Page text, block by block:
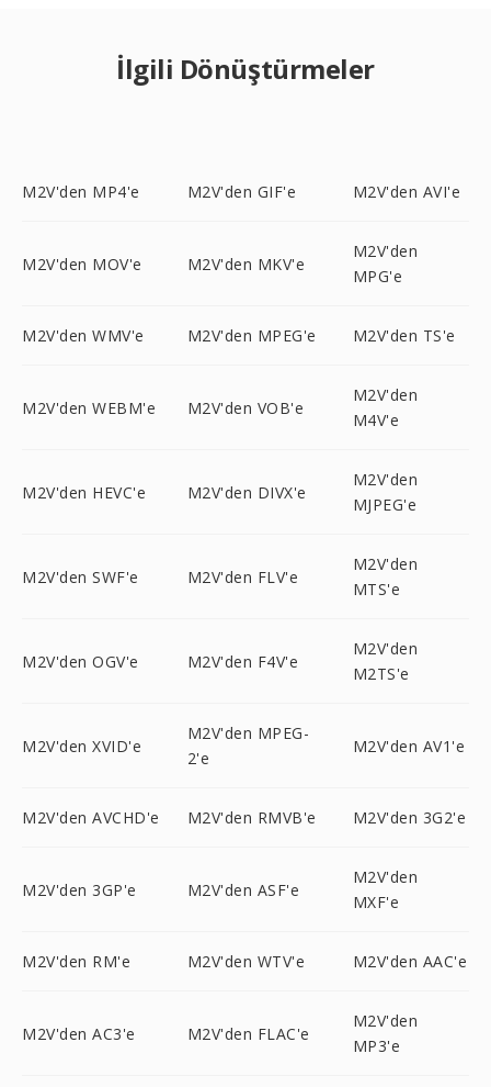
İlgili Dönüştürmeler
M2V'den MP4'e M2V'den GIF'e M2V'den AVI'e
M2V'den MOV'e M2V'den MKV'e
M2V'den
MPG'e
M2V'den WMV'e M2V'den MPEG'e M2V'den TS'e
M2V'den WEBM'e M2V'den VOB'e
M2V'den
M4V'e
M2V'den HEVC'e M2V'den DIVX'e
M2V'den
MJPEG'e
M2V'den SWF'e M2V'den FLV'e
M2V'den
MTS'e
M2V'den OGV'e M2V'den F4V'e
M2V'den
M2TS'e
M2V'den XVID'e
M2V'den MPEG-
2'e
M2V'den AV1'e
M2V'den AVCHD'e M2V'den RMVB'e M2V'den 3G2'e
M2V'den 3GP'e M2V'den ASF'e
M2V'den
MXF'e
M2V'den RM'e M2V'den WTV'e M2V'den AAC'e
M2V'den AC3'e M2V'den FLAC'e
M2V'den
MP3'e